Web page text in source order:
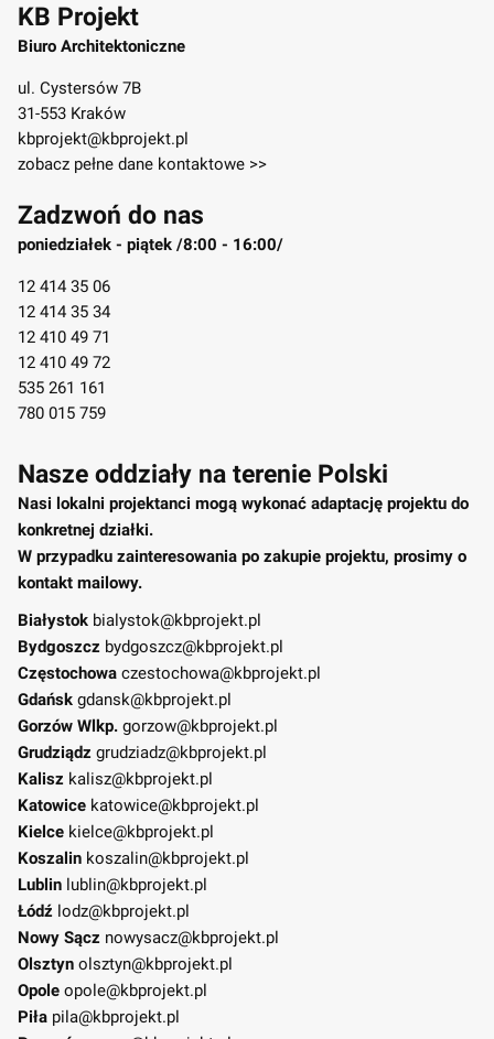
KB Projekt
Biuro Architektoniczne
ul. Cystersów 7B
31-553 Kraków
kbprojekt@kbprojekt.pl
zobacz pełne dane kontaktowe >>
Zadzwoń do nas
poniedziałek - piątek /8:00 - 16:00/
12 414 35 06
12 414 35 34
12 410 49 71
12 410 49 72
535 261 161
780 015 759
Nasze oddziały na terenie Polski
Nasi lokalni projektanci mogą wykonać adaptację projektu do
konkretnej działki.
W przypadku zainteresowania po zakupie projektu, prosimy o
kontakt mailowy.
Białystok bialystok@kbprojekt.pl
Bydgoszcz bydgoszcz@kbprojekt.pl
Częstochowa czestochowa@kbprojekt.pl
Gdańsk gdansk@kbprojekt.pl
Gorzów Wlkp. gorzow@kbprojekt.pl
Grudziądz grudziadz@kbprojekt.pl
Kalisz kalisz@kbprojekt.pl
Katowice katowice@kbprojekt.pl
Kielce kielce@kbprojekt.pl
Koszalin koszalin@kbprojekt.pl
Lublin lublin@kbprojekt.pl
Łódź lodz@kbprojekt.pl
Nowy Sącz nowysacz@kbprojekt.pl
Olsztyn olsztyn@kbprojekt.pl
Opole opole@kbprojekt.pl
Piła pila@kbprojekt.pl